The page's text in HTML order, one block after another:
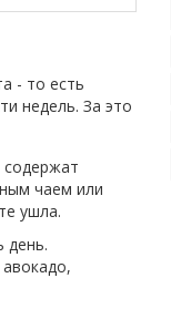
- то есть
недель. За это
содержат
чаем или
ушла.
день.